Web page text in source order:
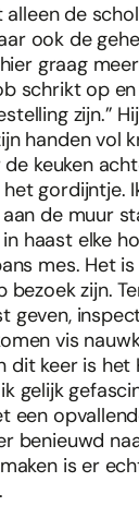
de
ook de
graag
schrikt op en
zijn.”
handen vol
keuken
gordijntje.
de muur
haast elke
mes. Het
zijn.
geven,
vis
dit keer is het
gelijk
een
benieuwd
is er